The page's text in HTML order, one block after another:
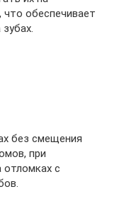
что обеспечивает
без смещения
при
отломках с